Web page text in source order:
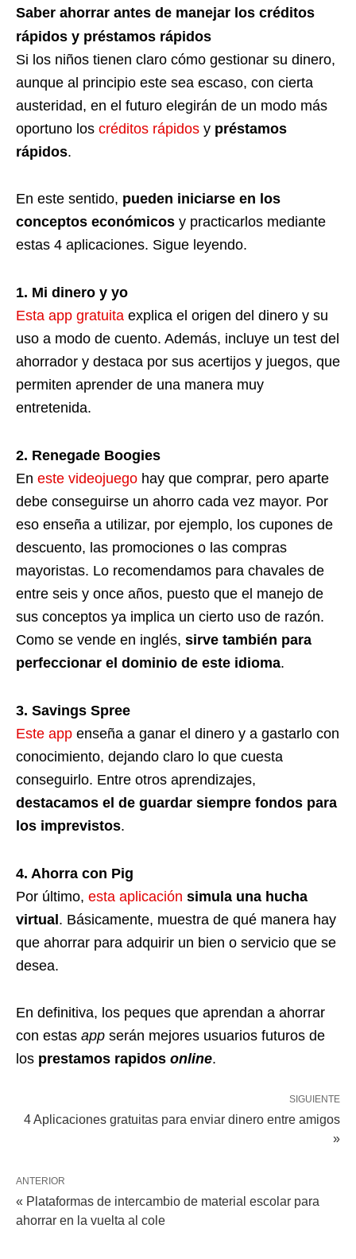
Saber ahorrar antes de manejar los créditos
rápidos y préstamos rápidos
Si los niños tienen claro cómo gestionar su dinero,
aunque al principio este sea escaso, con cierta
austeridad, en el futuro elegirán de un modo más
oportuno los créditos rápidos y préstamos
rápidos.
En este sentido, pueden iniciarse en los
conceptos económicos y practicarlos mediante
estas 4 aplicaciones. Sigue leyendo.
1. Mi dinero y yo
Esta app gratuita explica el origen del dinero y su
uso a modo de cuento. Además, incluye un test del
ahorrador y destaca por sus acertijos y juegos, que
permiten aprender de una manera muy
entretenida.
2. Renegade Boogies
En este videojuego hay que comprar, pero aparte
debe conseguirse un ahorro cada vez mayor. Por
eso enseña a utilizar, por ejemplo, los cupones de
descuento, las promociones o las compras
mayoristas. Lo recomendamos para chavales de
entre seis y once años, puesto que el manejo de
sus conceptos ya implica un cierto uso de razón.
Como se vende en inglés, sirve también para
perfeccionar el dominio de este idioma.
3. Savings Spree
Este app enseña a ganar el dinero y a gastarlo con
conocimiento, dejando claro lo que cuesta
conseguirlo. Entre otros aprendizajes,
destacamos el de guardar siempre fondos para
los imprevistos.
4. Ahorra con Pig
Por último, esta aplicación simula una hucha
virtual. Básicamente, muestra de qué manera hay
que ahorrar para adquirir un bien o servicio que se
desea.
En definitiva, los peques que aprendan a ahorrar
con estas app serán mejores usuarios futuros de
los prestamos rapidos online.
SIGUIENTE
4 Aplicaciones gratuitas para enviar dinero entre amigos
»
ANTERIOR
« Plataformas de intercambio de material escolar para
ahorrar en la vuelta al cole